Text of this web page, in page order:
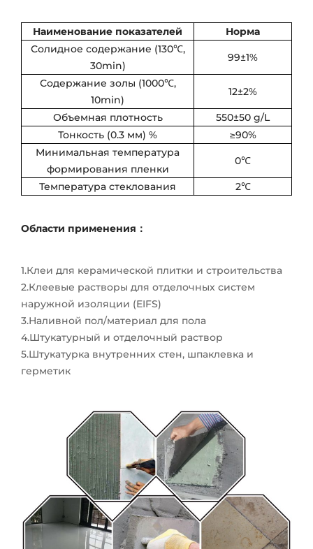
Наименование показателей
Норма
Солидное содержание (130℃,
30min)
99±1%
Содержание золы (1000℃,
10min)
12±2%
Объемная плотность
550±50 g/L
Тонкость (0.3 мм) %
≥90%
Минимальная температура
формирования пленки
0℃
Температура стеклования 2℃
Области применения：
1.Клеи для керамической плитки и строительства
2.Клеевые растворы для отделочных систем
наружной изоляции (EIFS)
3.Наливной пол/материал для пола
4.Штукатурный и отделочный раствор
5.Штукатурка внутренних стен, шпаклевка и
герметик